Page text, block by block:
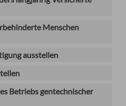
Menschen
ausstellen
Betriebs gentechnischer